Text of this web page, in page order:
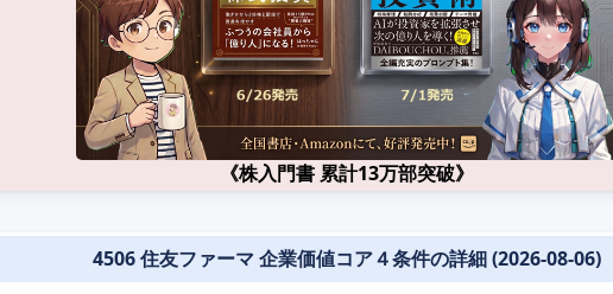
《株入門書 累計13万部突破》
4506 住友ファーマ 企業価値コア４条件の詳細 (2026-08-06)